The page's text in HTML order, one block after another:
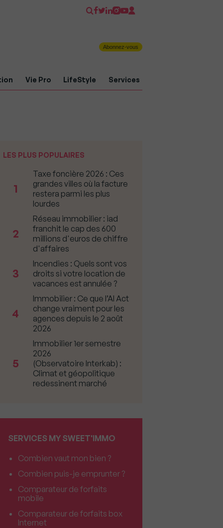
Abonnez-vous
Vie Pro LifeStyle Services
LES PLUS POPULAIRES
1
Taxe foncière 2026 : Ces
grandes villes où la facture
restera parmi les plus
lourdes
2
Réseau immobilier : iad
franchit le cap des 600
millions d'euros de chiffre
d'affaires
3
Incendies : Quels sont vos
droits si votre location de
vacances est annulée ?
4
Immobilier : Ce que l’AI Act
change vraiment pour les
agences depuis le 2 août
2026
5
Immobilier 1er semestre
2026
(Observatoire Interkab) :
Climat et géopolitique
redessinent marché
SERVICES MY SWEET'IMMO
Combien vaut mon bien ?
Combien puis-je emprunter ?
Comparateur de forfaits
mobile
Comparateur de forfaits box
Internet